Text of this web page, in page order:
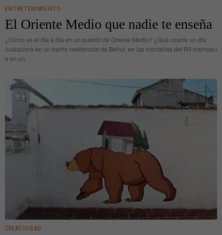
ENTRETENIMIENTO
El Oriente Medio que nadie te enseña
¿Cómo es el día a día en un pueblo de Oriente Medio? ¿Qué ocurre un día
cualquiera en un barrio residencial de Beirut, en las montañas del Rif marroquí
o en un
CREATIVIDAD